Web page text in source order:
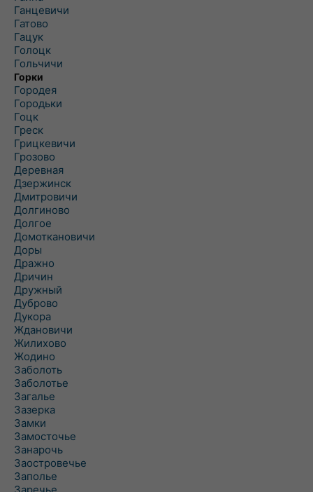
Ганцевичи
Гатово
Гацук
Голоцк
Гольчичи
Горки
Городея
Городьки
Гоцк
Греск
Грицкевичи
Грозово
Деревная
Дзержинск
Дмитровичи
Долгиново
Долгое
Домоткановичи
Доры
Дражно
Дричин
Дружный
Дуброво
Дукора
Ждановичи
Жилихово
Жодино
Заболоть
Заболотье
Загалье
Зазерка
Замки
Замосточье
Занарочь
Заостровечье
Заполье